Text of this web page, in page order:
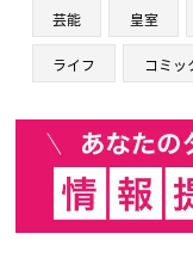
芸能 皇室
ライフ コミッ